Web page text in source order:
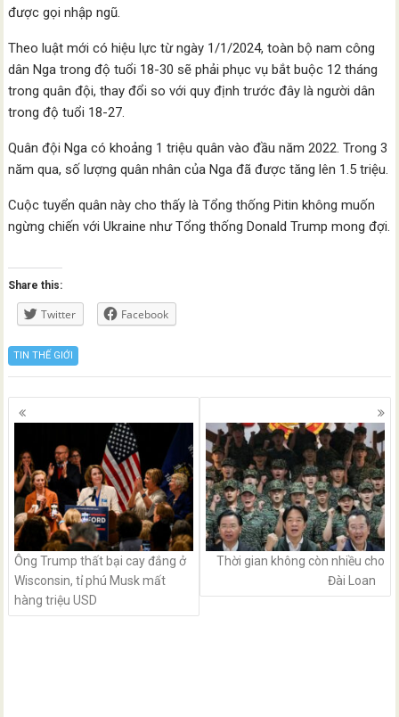
được gọi nhập ngũ.
Theo luật mới có hiệu lực từ ngày 1/1/2024, toàn bộ nam công
dân Nga trong độ tuổi 18-30 sẽ phải phục vụ bắt buộc 12 tháng
trong quân đội, thay đổi so với quy định trước đây là người dân
trong độ tuổi 18-27.
Quân đội Nga có khoảng 1 triệu quân vào đầu năm 2022. Trong 3
năm qua, số lượng quân nhân của Nga đã được tăng lên 1.5 triệu.
Cuộc tuyển quân này cho thấy là Tổng thống Pitin không muốn
ngừng chiến với Ukraine như Tổng thống Donald Trump mong đợi.
Share this:
Twitter Facebook
TIN THẾ GIỚI
Posts
navigation
Ông Trump thất bại cay đắng ở
Wisconsin, tỉ phú Musk mất
hàng triệu USD
Thời gian không còn nhiều cho
Đài Loan